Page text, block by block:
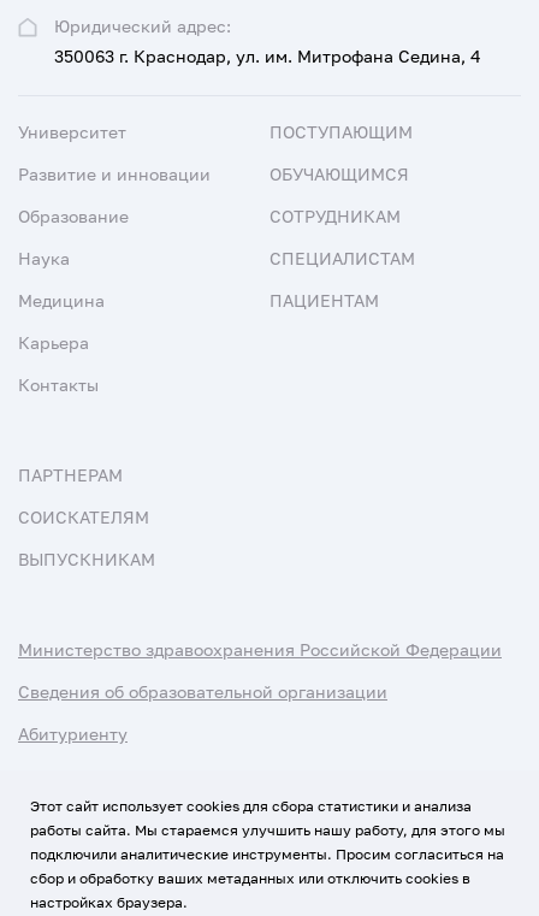
Юридический адрес:
350063 г. Краснодар, ул. им. Митрофана Седина, 4
Университет
Развитие и инновации
Образование
Наука
Медицина
Карьера
Контакты
ПОСТУПАЮЩИМ
ОБУЧАЮЩИМСЯ
СОТРУДНИКАМ
СПЕЦИАЛИСТАМ
ПАЦИЕНТАМ
ПАРТНЕРАМ
СОИСКАТЕЛЯМ
ВЫПУСКНИКАМ
Министерство здравоохранения Российской Федерации
Сведения об образовательной организации
Абитуриенту
Использование Cookies
Политика обработки персональных данных
Этот сайт использует cookies для сбора статистики и анализа
работы сайта. Мы стараемся улучшить нашу работу, для этого мы
подключили аналитические инструменты. Просим согласиться на
сбор и обработку ваших метаданных или отключить cookies в
настройках браузера.